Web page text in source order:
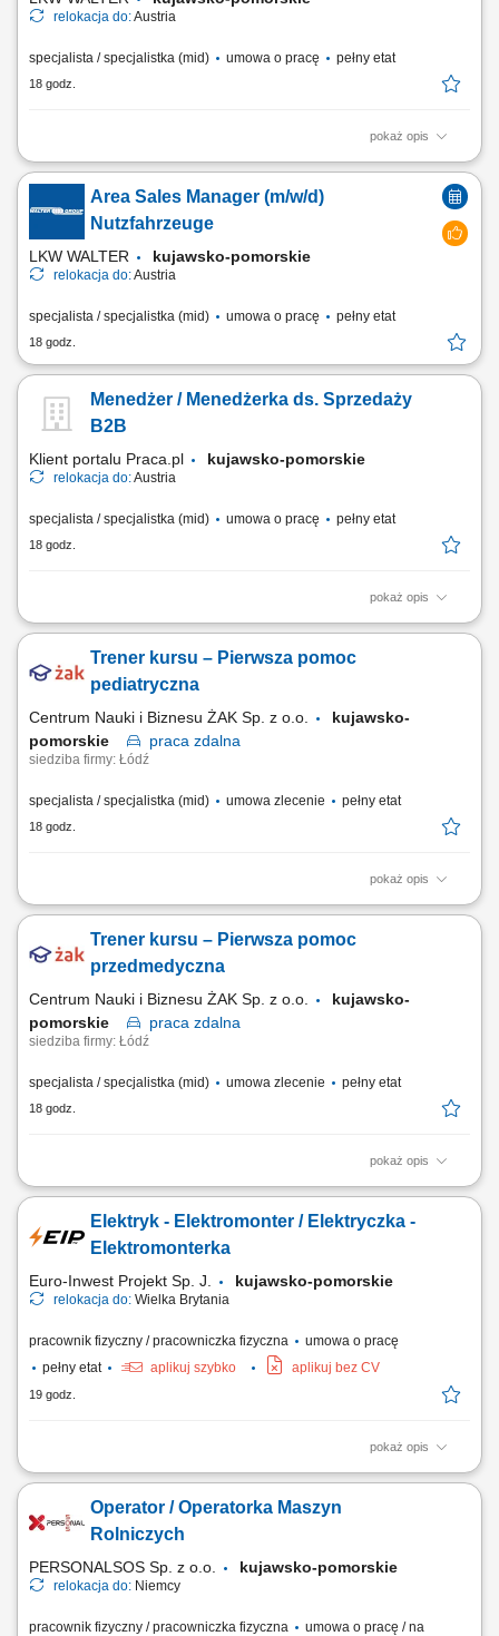
relokacja do:Austria
specjalista / specjalistka (mid) umowa o pracę pełny etat
18 godz.
pokaż opis
Stellenbeschreibung Deine Aufgaben Transportabwicklung: Nach der
übergeordneten Transportplanung übernimmst du die tägliche
Disposition und begleitest internationale Transporte zuverlässig durch
die operative Abwicklung; Wirtschaftliche Entscheidungen: Du
vergleichst verfügbare...
Area Sales Manager (m/w/d)
Nutzfahrzeuge
LKW WALTER kujawsko-pomorskie
relokacja do:Austria
specjalista / specjalistka (mid) umowa o pracę pełny etat
18 godz.
Menedżer / Menedżerka ds. Sprzedaży
B2B
Klient portalu Praca.pl kujawsko-pomorskie
relokacja do:Austria
specjalista / specjalistka (mid) umowa o pracę pełny etat
18 godz.
pokaż opis
Sprzedaż szerokiej gamy nowych i używanych pojazdów użytkowych
doradztwo dla klientów B2B w zakresie zarządzania flotą oraz
finansowania; Aktywne rozwijanie i pozyskiwanie nowych rynków
Trener kursu – Pierwsza pomoc
pediatryczna
Centrum Nauki i Biznesu ŻAK Sp. z o.o.
kujawsko-
pomorskie
praca zdalna
siedziba firmy: Łódź
specjalista / specjalistka (mid) umowa zlecenie pełny etat
18 godz.
pokaż opis
Nazwa kursu: Pierwsza pomoc pediatryczna Czas trwania: 6 godzin
Trener kursu – Pierwsza pomoc
przedmedyczna
Centrum Nauki i Biznesu ŻAK Sp. z o.o.
kujawsko-
pomorskie
praca zdalna
siedziba firmy: Łódź
specjalista / specjalistka (mid) umowa zlecenie pełny etat
18 godz.
pokaż opis
Nazwa kursu: Pierwsza pomoc przedmedyczna Czas trwania: 8 godzin
Elektryk - Elektromonter / Elektryczka -
Elektromonterka
Euro-Inwest Projekt Sp. J. kujawsko-pomorskie
relokacja do: Wielka Brytania
pracownik fizyczny / pracowniczka fizyczna
umowa o pracę
pełny etat
aplikuj szybko aplikuj bez CV
19 godz.
pokaż opis
Budowa i instalacja tras kablowych. Montaż linii kablowych oraz
elektrycznych. Instalacja i podłączanie urządzeń sterowania i
oświetlenia. Montaż i okablowanie szaf i rozdzielnic sterowniczych.
Operator / Operatorka Maszyn
Rolniczych
PERSONALSOS Sp. z o.o. kujawsko-pomorskie
relokacja do: Niemcy
pracownik fizyczny / pracowniczka fizyczna
umowa o pracę / na